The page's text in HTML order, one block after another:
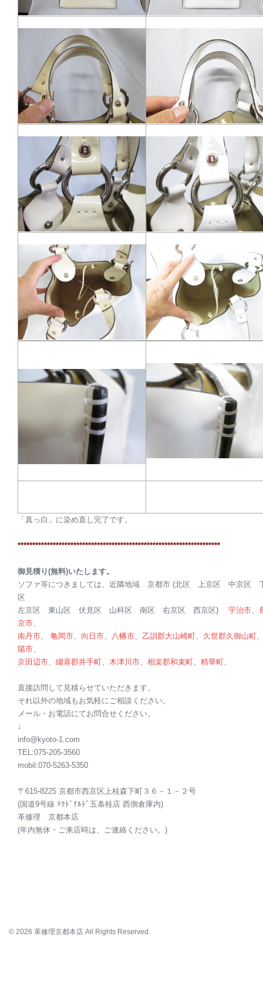
「真っ白」に染め直し完了です。
*********************************************************************
御見積り(無料)いたします。
ソファ等につきましては、近隣地域 京都市 (北区 上京区 中京区
区
左京区 東山区 伏見区 山科区 南区 右京区 西京区) 宇治市、
京市、
南丹市、 亀岡市、 向日市、 八幡市、 乙訓郡大山崎町、 久世郡久御山町
陽市、
京田辺市、 綴喜郡井手町、 木津川市、 相楽郡和束町、 精華町、
直接訪問して見積らせていただきます。
それ以外の地域もお気軽にご相談ください。
メール・お電話にてお問合せください。
↓
info@kyoto-1.com
TEL:075-205-3560
mobil:070-5263-5350
〒615-8225 京都市西京区上桂森下町３６－１－２号
(国道9号線 ﾏｸﾄﾞﾅﾙﾄﾞ五条桂店 西側倉庫内)
革修理 京都本店
(年内無休・ご来店時は、ご連絡ください。)
© 2026 革修理京都本店 All Rights Reserved.